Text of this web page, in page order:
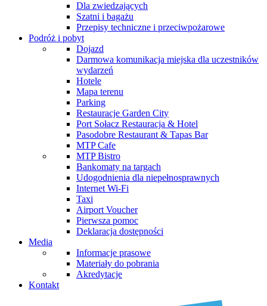
Dla zwiedzających
Szatni i bagażu
Przepisy techniczne i przeciwpożarowe
Podróż i pobyt
Dojazd
Darmowa komunikacja miejska dla uczestników
wydarzeń
Hotele
Mapa terenu
Parking
Restauracje Garden City
Port Sołacz Restauracja & Hotel
Pasodobre Restaurant & Tapas Bar
MTP Cafe
MTP Bistro
Bankomaty na targach
Udogodnienia dla niepełnosprawnych
Internet Wi-Fi
Taxi
Airport Voucher
Pierwsza pomoc
Deklaracja dostępności
Media
Informacje prasowe
Materiały do pobrania
Akredytacje
Kontakt